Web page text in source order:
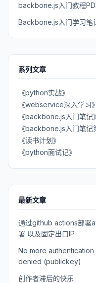
backbone.js入门教程
Backbone.js入门学习笔
系列文章
《python实战》
《webservice深入学习》
《backbone.js入门笔记》
《backbone.js入门笔记
《读书计划》
《python面试记》
最新文章
通过github actions部署
署 以及固定出口IP
No more
denied (publickey)
创作者滞后的快乐